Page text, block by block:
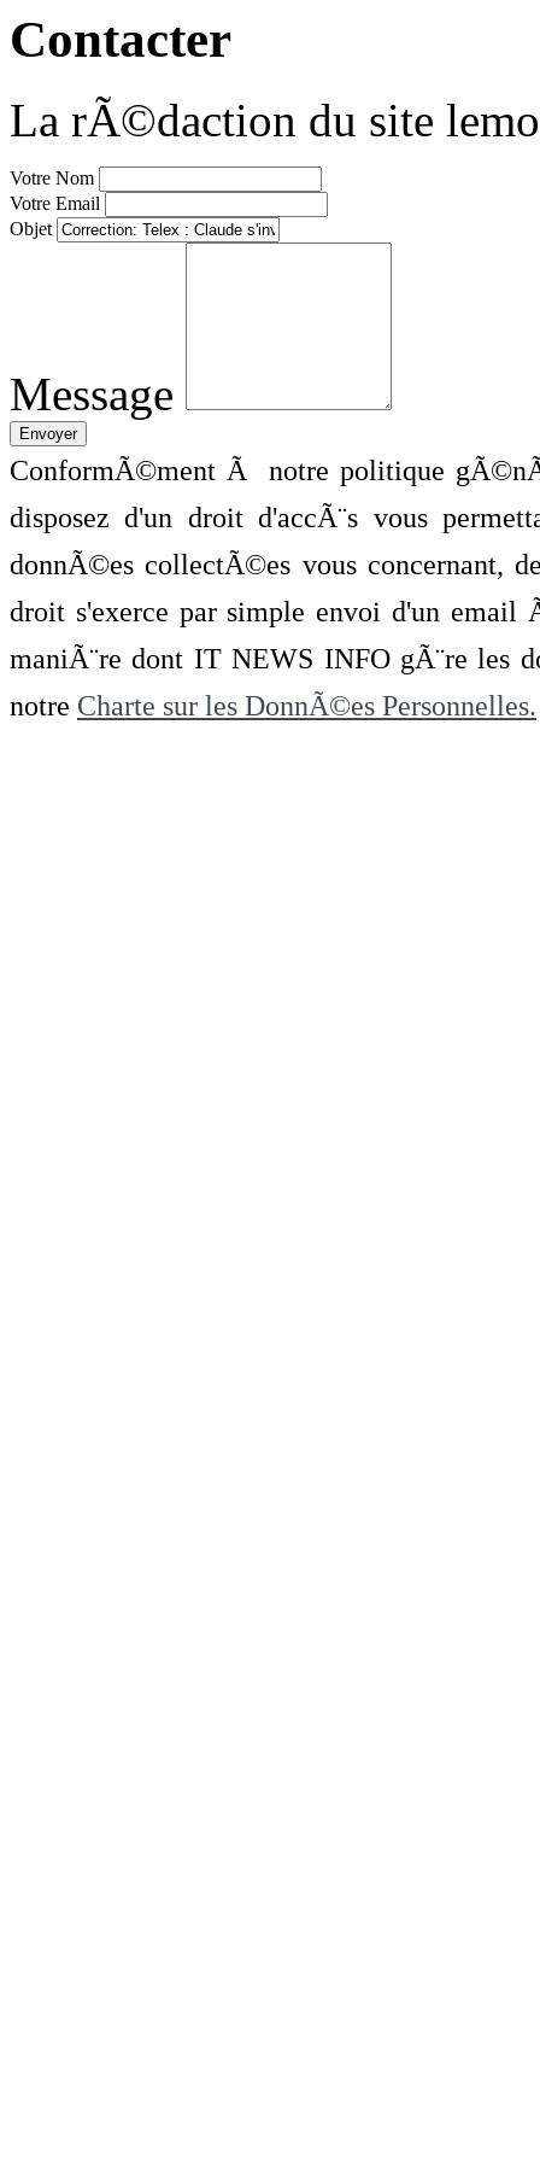
Contacter
La rÃ©daction du site
Votre Nom
Votre Email
Objet
Message
ConformÃ©ment Ã notre politique
disposez d'un droit d'accÃ¨s vous
donnÃ©es collectÃ©es vous concernant,
droit s'exerce par simple envoi d'un
maniÃ¨re dont IT NEWS INFO gÃ¨re les
notre Charte sur les DonnÃ©es Personnelles.